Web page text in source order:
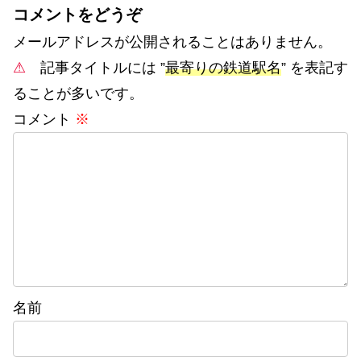
コメントをどうぞ
メールアドレスが公開されることはありません。
⚠ 記事タイトルには ”最寄りの鉄道駅名” を表記す
ることが多いです。
コメント ※
名前